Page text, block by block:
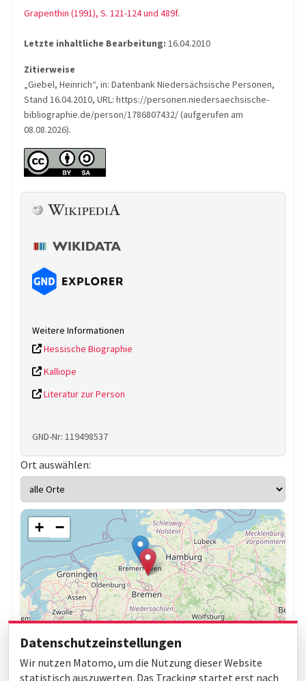
Grapenthin (1991), S. 121-124 und 489f.
Letzte inhaltliche Bearbeitung: 16.04.2010
Zitierweise
„Giebel, Heinrich“, in: Datenbank Niedersächsische Personen,
Stand 16.04.2010, URL: https://personen.niedersaechsische-
bibliographie.de/person/1786807432/ (aufgerufen am
08.08.2026).
Weitere Informationen
Hessische Biographie
Kalliope
Literatur zur Person
GND-Nr: 119498537
Ort auswählen:
+ −
Datenschutzeinstellungen
Wir nutzen Matomo, um die Nutzung dieser Website
statistisch auszuwerten. Das Tracking startet erst nach